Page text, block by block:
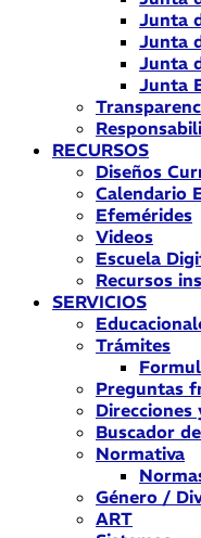
Junta
Junta
Junta
Junta
RECURSOS
Diseños
Calendario
Efemérides
Videos
Escuela
Recursos
SERVICIOS
Trámites
Preguntas
Buscador
Normativa
Género /
ART